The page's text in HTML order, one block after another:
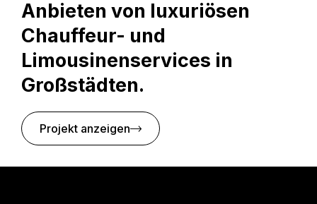
Anbieten von luxuriösen
Chauffeur- und
Limousinenservices in
Großstädten.
Projekt anzeigen